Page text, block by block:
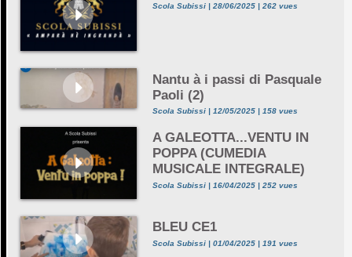
Scola Subissi | 28/06/2025 | 262 vues
Nantu à i passi di Pasquale
Paoli (2)
Scola Subissi | 12/05/2025 | 158 vues
A GALEOTTA...VENTU IN
POPPA (CUMEDIA
MUSICALE INTEGRALE)
Scola Subissi | 16/04/2025 | 252 vues
BLEU CE1
Scola Subissi | 01/04/2025 | 191 vues